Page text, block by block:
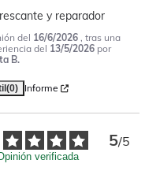
y reparador
del 16/6/2026 , tras una
del 13/5/2026 por
B.
(0) Informe
5/5
verificada